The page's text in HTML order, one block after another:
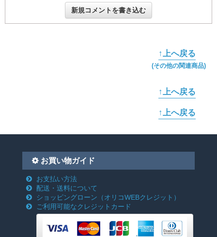
新規コメントを書き込む
↑上へ戻る
(その他の関連商品)
↑上へ戻る
↑上へ戻る
お買い物ガイド
お支払い方法
配送・送料について
ショッピングローン （オリコWEBクレジット）
ご利用可能なクレジットカード